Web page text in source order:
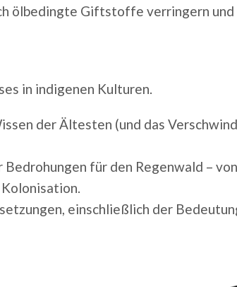
ölbedingte Giftstoffe verringern
in indigenen Kulturen.
der Ältesten (und das
für den Regenwald –
einschließlich der